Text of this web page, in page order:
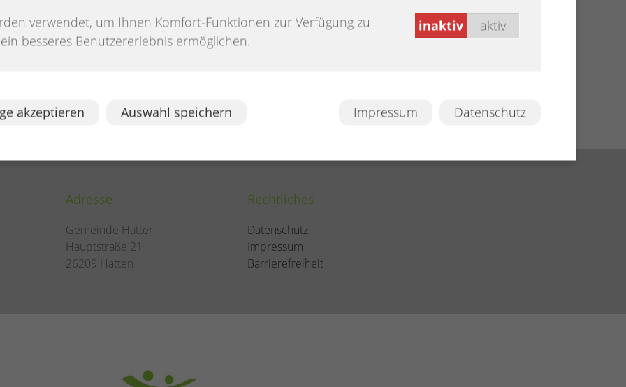
935696, Mail: ursel.keppner@ewe.net
Adresse
Gemeinde Hatten
Hauptstraße 21
26209 Hatten
Rechtliches
Datenschutz
Impressum
Barrierefreiheit
verwendet, um Ihnen Komfort-Funktionen zur Verfügung zu
besseres Benutzererlebnis ermöglichen.
inaktiv aktiv
akzeptieren Auswahl speichern Datenschutz
Impressum